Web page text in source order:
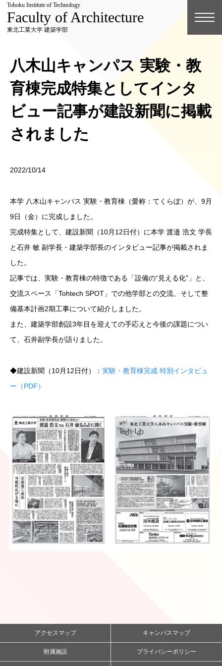
Tohoku Institute of Technology
Faculty of Architecture
東北工業大学 建築学部
八木山キャンパス 実験・教
育棟完成特集としてインタ
ビュー記事が建設新聞に掲載
されました
2022/10/14
本学 八木山キャンパス 実験・教育棟（愛称：てくらぼ）が、9月
9日（金）に完成しました。
完成特集として、建設新聞（10月12日付）に本学 渡邉 浩文 学長
と石井 敏 副学長・建築学部長のインタビュー記事が掲載されま
した。
記事では、実験・教育棟の特徴である「設備の“見える化”」と、
交流スペース「Tohtech SPOT」での他学部との交流、そして整
備基本計画2期工事について紹介しました。
また、建築学部創設3年目を迎えての手応えと今後の課題につい
て、石井副学長が語りました。
◆建設新聞（10月12日付）： 実験・教育棟完成 特別インタビュ
ー（PDF）
アクセスマップ キャンパスマップ
附属施設 プライバシーポリシー